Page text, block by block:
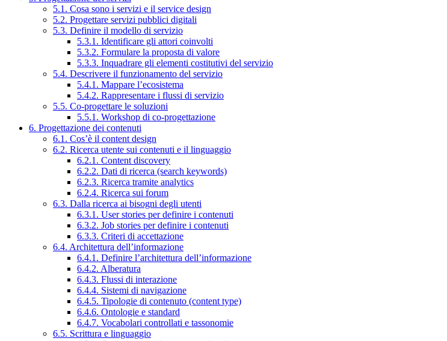
5.1. Cosa sono i servizi e il service design
5.2. Progettare servizi pubblici digitali
5.3. Definire il modello di servizio
5.3.1. Identificare gli attori coinvolti
5.3.2. Formulare la proposta di valore
5.3.3. Inquadrare gli elementi costitutivi del servizio
5.4. Descrivere il funzionamento del servizio
5.4.1. Mappare l’ecosistema
5.4.2. Rappresentare i flussi di servizio
5.5. Co-progettare le soluzioni
5.5.1. Workshop di co-progettazione
6. Progettazione dei contenuti
6.1. Cos’è il content design
6.2. Ricerca utente sui contenuti e il linguaggio
6.2.1. Content discovery
6.2.2. Dati di ricerca (search keywords)
6.2.3. Ricerca tramite analytics
6.2.4. Ricerca sui forum
6.3. Dalla ricerca ai bisogni degli utenti
6.3.1. User stories per definire i contenuti
6.3.2. Job stories per definire i contenuti
6.3.3. Criteri di accettazione
6.4. Architettura dell’informazione
6.4.1. Definire l’architettura dell’informazione
6.4.2. Alberatura
6.4.3. Flussi di interazione
6.4.4. Sistemi di navigazione
6.4.5. Tipologie di contenuto (content type)
6.4.6. Ontologie e standard
6.4.7. Vocabolari controllati e tassonomie
6.5. Scrittura e linguaggio